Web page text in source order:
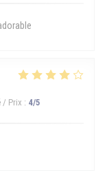
/ Prix : 4/5